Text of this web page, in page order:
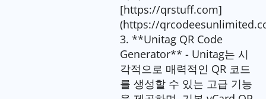
[https://qrstuff.com]
(https://
3. **Unitag QR Code
Generator** - Unitag는 시
각적으로 매력적인 QR 코드
를 생성할 수 있는 고급 기능